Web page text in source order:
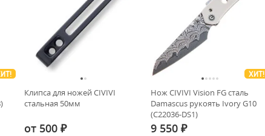
Клипса для ножей CIVIVI
стальная 50мм
от 500 ₽
ХИТ!
Нож CIVIVI Vision FG сталь
Damascus рукоять Ivory G10
(C22036-DS1)
9 550 ₽